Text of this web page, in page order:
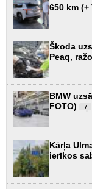
650 km (+
Škoda
Peaq,
BMW
FOTO)
7
Kārļa
ierīkos